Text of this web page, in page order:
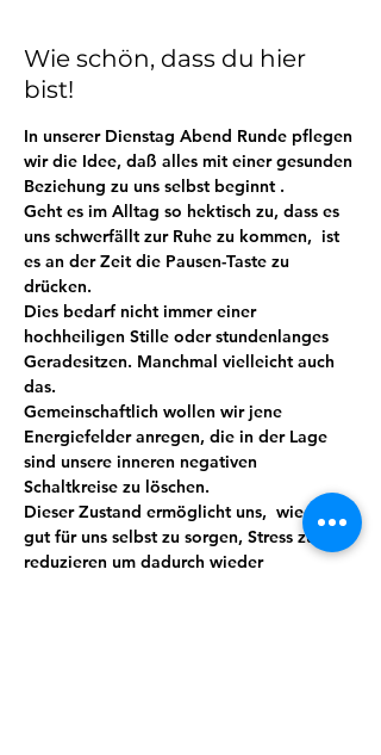
Wie schön, dass du hier
bist!
In unserer Dienstag Abend Runde pflegen
wir die Idee, daß alles mit einer gesunden
Beziehung zu uns selbst beginnt .
Geht es im Alltag so hektisch zu, dass es
uns schwerfällt zur Ruhe zu kommen,  ist
es an der Zeit die Pausen-Taste zu
drücken.
Dies bedarf nicht immer einer
hochheiligen Stille oder stundenlanges
Geradesitzen. Manchmal vielleicht auch
das.
Gemeinschaftlich wollen wir jene
Energiefelder anregen, die in der Lage
sind unsere inneren negativen
Schaltkreise zu löschen.
Dieser Zustand ermöglicht uns,  wieder
gut für uns selbst zu sorgen, Stress zu
reduzieren um dadurch wieder